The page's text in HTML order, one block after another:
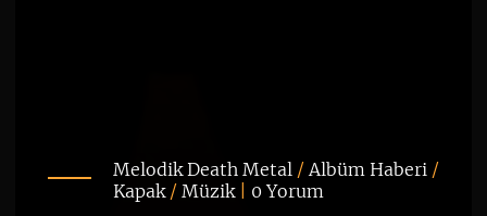
Melodik Death Metal / Albüm Haberi /
Kapak/ Müzik| 0 Yorum